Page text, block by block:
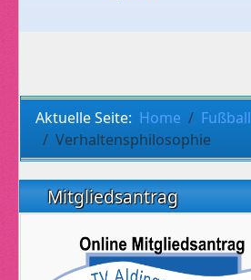
Aktuelle Seite: Home Fußball
Verhaltensphilosophie
Mitgliedsantrag